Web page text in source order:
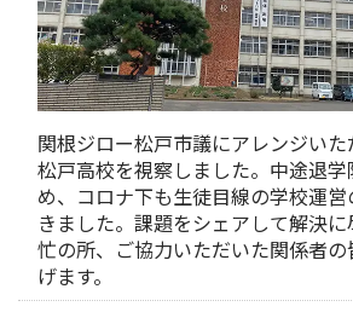
関根ジロー松戸市議にアレンジいた
松戸高校を視察しました。中途退学
め、コロナ下も生徒目線の学校運
きました。課題をシェアして解決に
忙の所、ご協力いただいた関係者の
げます。